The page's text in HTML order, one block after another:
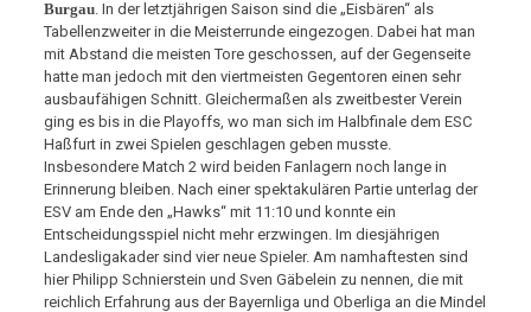
Burgau. In der letztjährigen Saison sind die „Eisbären“ als
Tabellenzweiter in die Meisterrunde eingezogen. Dabei hat man
mit Abstand die meisten Tore geschossen, auf der Gegenseite
hatte man jedoch mit den viertmeisten Gegentoren einen sehr
ausbaufähigen Schnitt. Gleichermaßen als zweitbester Verein
ging es bis in die Playoffs, wo man sich im Halbfinale dem ESC
Haßfurt in zwei Spielen geschlagen geben musste.
Insbesondere Match 2 wird beiden Fanlagern noch lange in
Erinnerung bleiben. Nach einer spektakulären Partie unterlag der
ESV am Ende den „Hawks“ mit 11:10 und konnte ein
Entscheidungsspiel nicht mehr erzwingen. Im diesjährigen
Landesligakader sind vier neue Spieler. Am namhaftesten sind
hier Philipp Schnierstein und Sven Gäbelein zu nennen, die mit
reichlich Erfahrung aus der Bayernliga und Oberliga an die Mindel